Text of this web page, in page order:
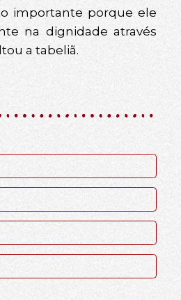
importante porque ele
na dignidade através
a tabeliã.